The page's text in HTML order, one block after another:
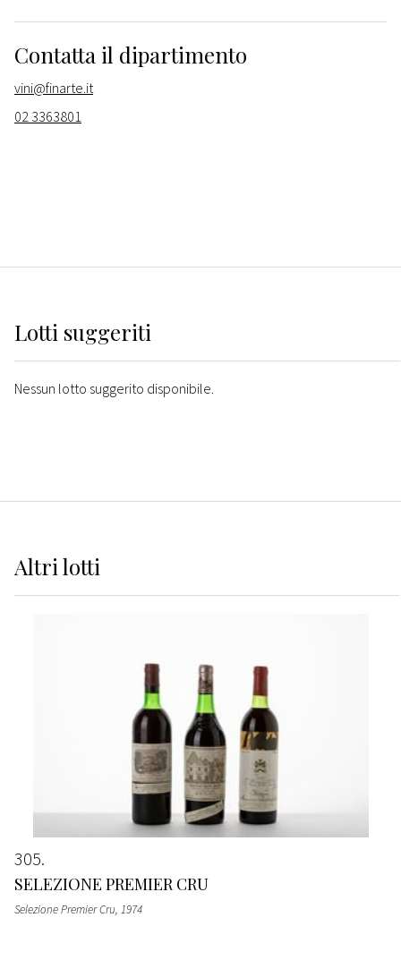
Contatta il dipartimento
vini@finarte.it
02 3363801
Lotti suggeriti
Nessun lotto suggerito disponibile.
Altrilotti
305
SELEZIONE PREMIER CRU
Selezione Premier Cru, 1974